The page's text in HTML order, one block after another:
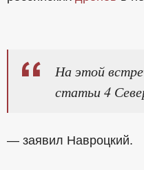
На этой
статьи 4
— заявил Навроцкий.